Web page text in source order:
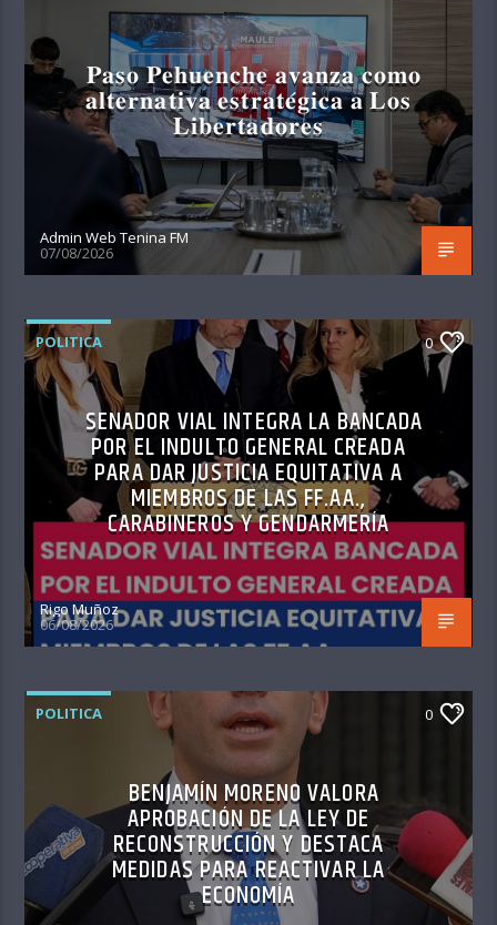
𝐏𝐚𝐬𝐨 𝐏𝐞𝐡𝐮𝐞𝐧𝐜𝐡𝐞 𝐚𝐯𝐚𝐧𝐳𝐚 𝐜𝐨𝐦𝐨
𝐚𝐥𝐭𝐞𝐫𝐧𝐚𝐭𝐢𝐯𝐚 𝐞𝐬𝐭𝐫𝐚𝐭𝐞́𝐠𝐢𝐜𝐚 𝐚 𝐋𝐨𝐬
𝐋𝐢𝐛𝐞𝐫𝐭𝐚𝐝𝐨𝐫𝐞𝐬
Admin Web Tenina FM
07/08/2026
POLITICA 0
SENADOR VIAL INTEGRA LA BANCADA
POR EL INDULTO GENERAL CREADA
PARA DAR JUSTICIA EQUITATIVA A
MIEMBROS DE LAS FF.AA.,
CARABINEROS Y GENDARMERÍA
Rigo Muñoz
06/08/2026
POLITICA 0
BENJAMÍN MORENO VALORA
APROBACIÓN DE LA LEY DE
RECONSTRUCCIÓN Y DESTACA
MEDIDAS PARA REACTIVAR LA
ECONOMÍA